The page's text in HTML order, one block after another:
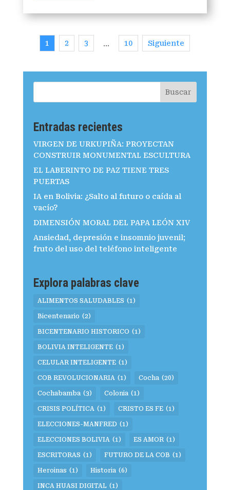
1 2 3 … 10 Siguiente
Buscar
Entradas recientes
VIRGEN DE URKUPIÑA: PROYECTAN
CONSTRUIR MONUMENTAL ESCULTURA
EL LABERINTO DE PAZ TIENE TRES
PUERTAS
IA en Bolivia: ¿Salto al futuro o caída al
vacío?
DIMENSIÓN MORAL DEL PAPA LEÓN XIV
Ansiedad, depresión e insomnio juvenil;
fruto del uso del teléfono inteligente
Explora palabras clave
ALIMENTOS SALUDABLES (1)
Bicentenario (2)
BICENTENARIO HISTORICO (1)
BOLIVIA INTELIGENTE (1)
CELULAR INTELIGENTE (1)
COB REVOLUCIONARIA (1) Cocha (20)
Cochabamba (3) Colonia (1)
CRISIS POLÍTICA (1) CRISTO ES FE (1)
ELECCIONES-MANFRED (1)
ELECCIONES BOLIVIA (1) ES AMOR (1)
ESCRITORAS (1) FUTURO DE LA COB (1)
Heroinas (1) Historia (6)
INCA HUASI DIGITAL (1)